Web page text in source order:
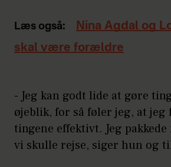
Læs også:
Nina Agdal og
skal være forældre
- Jeg kan godt lide at gøre
øjeblik, for så føler jeg, at
tingene effektivt. Jeg
vi skulle rejse, siger hun og